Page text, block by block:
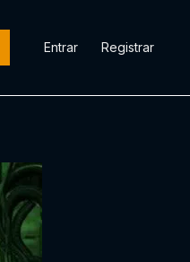
Entrar Registrar